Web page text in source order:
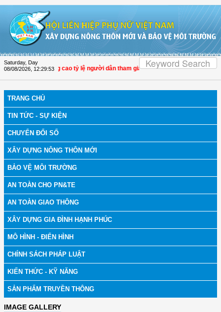
Saturday, Day
08/08/2026 12:29:54
phần nâng cao tỷ lệ người dân tham gia bảo hiểm y tế
TRANG CHỦ
TIN TỨC - SỰ KIỆN
CHUYỂN ĐỔI SỐ
XÂY DỰNG NÔNG THÔN MỚI
BẢO VỆ MÔI TRƯỜNG
AN TOÀN CHO PN&TE
AN TOÀN GIAO THÔNG
XÂY DỰNG GIA ĐÌNH HẠNH PHÚC
MÔ HÌNH - ĐIỂN HÌNH
CHÍNH SÁCH PHÁP LUẬT
KIẾN THỨC - KỸ NĂNG
SẢN PHẨM TRUYỀN THÔNG
IMAGE GALLERY